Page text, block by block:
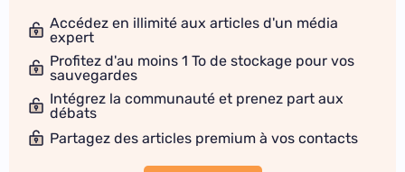
Accédez en illimité aux articles d'un média
expert
Profitez d'au moins 1 To de stockage pour vos
sauvegardes
Intégrez la communauté et prenez part aux
débats
Partagez des articles premium à vos contacts